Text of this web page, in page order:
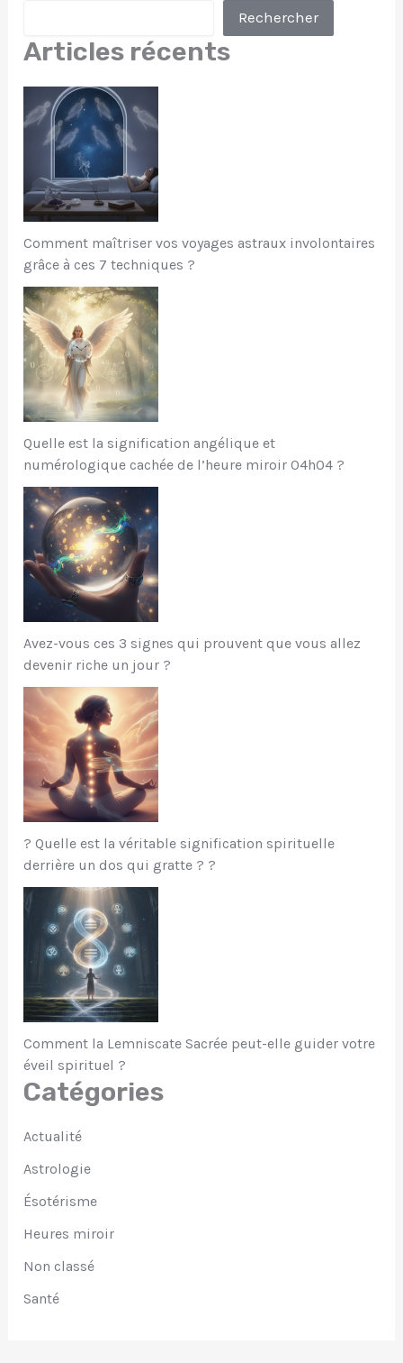
Rechercher
Articles récents
Comment maîtriser vos voyages astraux involontaires
grâce à ces 7 techniques ?
Quelle est la signification angélique et
numérologique cachée de l’heure miroir 04h04 ?
Avez-vous ces 3 signes qui prouvent que vous allez
devenir riche un jour ?
? Quelle est la véritable signification spirituelle
derrière un dos qui gratte ? ?
Comment la Lemniscate Sacrée peut-elle guider votre
éveil spirituel ?
Catégories
Actualité
Astrologie
Ésotérisme
Heures miroir
Non classé
Santé